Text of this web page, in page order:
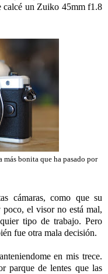
calcé un Zuiko 45mm f1.8
bonita que ha pasado por
cámaras, como que su
poco, el visor no está mal,
tipo de trabajo. Pero
fue otra mala decisión.
en mis trece.
parque de lentes que las